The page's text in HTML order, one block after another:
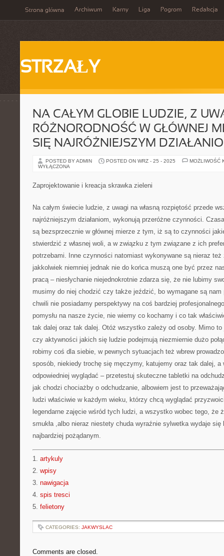
Strona główna Archiwum Karny Liga Pogrom Redakcja
STRZAŁY
NA CAŁYM GLOBIE LUDZIE, Z
RÓŻNORODNOŚĆ W GŁÓWNEJ
SIĘ NAJRÓŻNIEJSZYM
POSTED BY ADMIN POSTED ON WRZ - 25 - 2025
MOŻLIWOŚĆ
WYŁĄCZONA
Zaprojektowanie i kreacja skrawka zieleni
Na całym świecie ludzie, z uwagi na własną rozpiętość przede
najróżniejszym działaniom, wykonują przeróżne czynności.
są bezsprzecznie w głównej mierze z tym, iż są to czynności
stwierdzić z własnej woli, a w związku z tym związane z ich
potrzebami. Inne czynności natomiast wykonywane są nieraz też
jakkolwiek niemniej jednak nie do końca muszą one być przez
pracą – niesłychanie niejednokrotnie zdarza się, że nie lubimy
musimy do niej chodzić czy także jeździć, bo wymagane są nam
chwili nie posiadamy perspektywy na coś bardziej
pomysłu na nasze życie, nie wiemy co kochamy i co tak
tak dalej oraz tak dalej. Otóż wszystko zależy od osoby. Mimo
czy aktywności jakich się ludzie podejmują niezmiernie dużo
robimy coś dla siebie, w pewnych sytuacjach też wbrew
sposób, niekiedy trochę się męczymy, katujemy oraz tak dalej,
odpowiedniej wyglądać – przetestuj skuteczne tabletki na
jak chodzi chociażby o odchudzanie, albowiem jest to
ludzi właściwie w każdym wieku, którzy chcą wyglądać
legendarne zajęcie wśród tych ludzi, a wszystko wobec tego, że
smukła ,albo nieraz niestety chuda wyraźnie sylwetka wydaje
najbardziej pożądanym.
1. artykuly
2. wpisy
3. nawigacja
4. spis tresci
5. felietony
CATEGORIES: JAKWYSLAC
Comments are closed.